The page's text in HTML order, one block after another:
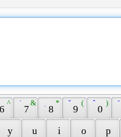
6
^
7
&
̇
8
*
9
(
̆
0
)
̑ ̄
y u i o p